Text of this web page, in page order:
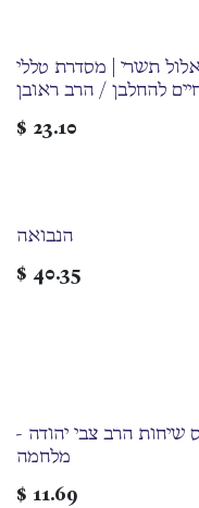
תשרי | מסדרת טללי
חיים להחלבן / הרב ראובן
$ 23.10
הנבואה
$ 40.35
שיחות הרב צבי יהודה -
מלחמה
$ 11.69